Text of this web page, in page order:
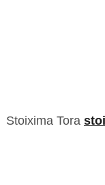
Stoixima Tora